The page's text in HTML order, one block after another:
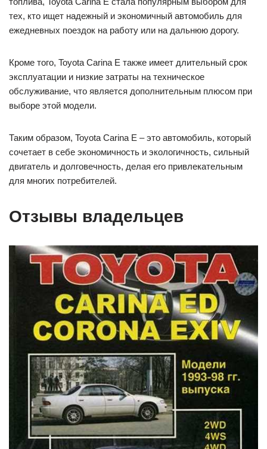
тех, кто ищет надежный и экономичный автомобиль для
ежедневных поездок на работу или на дальнюю дорогу.
Кроме того, Toyota Carina E также имеет длительный срок
эксплуатации и низкие затраты на техническое
обслуживание, что является дополнительным плюсом при
выборе этой модели.
Таким образом, Toyota Carina E – это автомобиль, который
сочетает в себе экономичность и экологичность, сильный
двигатель и долговечность, делая его привлекательным
для многих потребителей.
Отзывы владельцев